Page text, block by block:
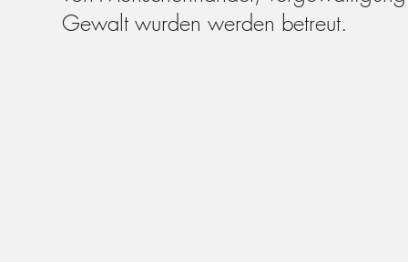
Gewalt wurden werden betreut.